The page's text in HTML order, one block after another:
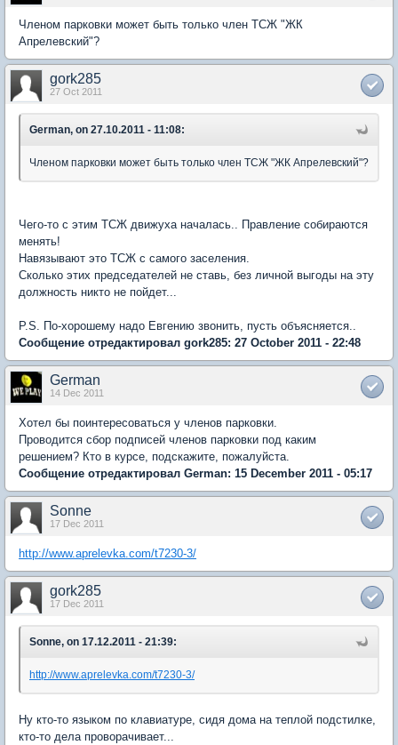
Членом парковки может быть только член ТСЖ "ЖК
Апрелевский"?
gork285
27 Oct 2011
German, on 27.10.2011 - 11:08:
Членом парковки может быть только член ТСЖ "ЖК Апрелевский"?
Чего-то с этим ТСЖ движуха началась.. Правление собираются
менять!
Навязывают это ТСЖ с самого заселения.
Сколько этих председателей не ставь, без личной выгоды на эту
должность никто не пойдет...
P.S. По-хорошему надо Евгению звонить, пусть объясняется..
Сообщение отредактировал gork285: 27 October 2011 - 22:48
German
14 Dec 2011
Хотел бы поинтересоваться у членов парковки.
Проводится сбор подписей членов парковки под каким
решением? Кто в курсе, подскажите, пожалуйста.
Сообщение отредактировал German: 15 December 2011 - 05:17
Sonne
17 Dec 2011
http://www.aprelevka.com/t7230-3/
gork285
17 Dec 2011
Sonne, on 17.12.2011 - 21:39:
http://www.aprelevka.com/t7230-3/
Ну кто-то языком по клавиатуре, сидя дома на теплой подстилке,
кто-то дела проворачивает...